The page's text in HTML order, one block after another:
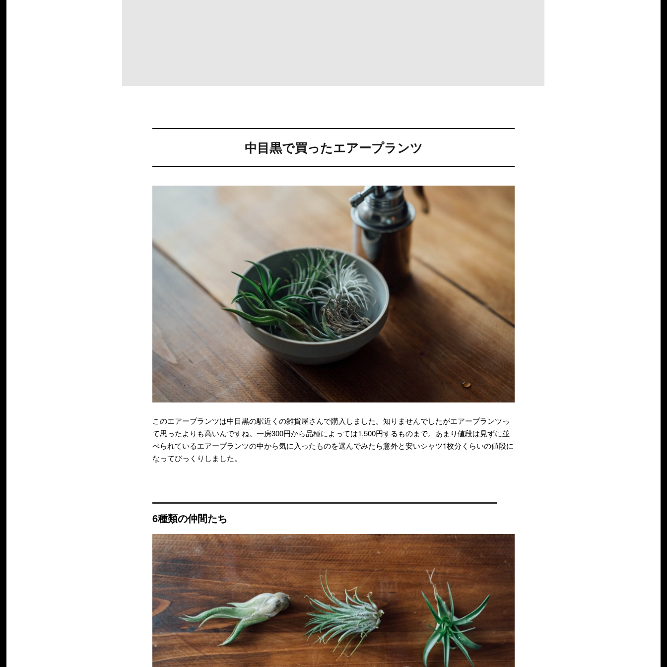
中目黒で買ったエアープランツ
このエアープランツは中目黒の駅近くの雑貨屋さんで購入しました。知りませんでしたがエアープランツっ
て思ったよりも高いんですね。一房300円から品種によっては1,500円するものまで。あまり値段は見ずに並
べられているエアープランツの中から気に入ったものを選んでみたら意外と安いシャツ1枚分くらいの値段に
なってびっくりしました。
6種類の仲間たち